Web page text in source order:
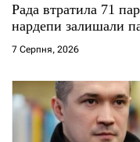
Рада втратила 71
нардепи залишали
7 Серпня, 2026